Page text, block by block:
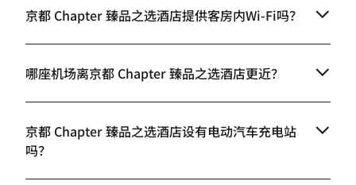
京都 Chapter 臻品之选酒店提供客房内Wi-Fi吗？
哪座机场离京都 Chapter 臻品之选酒店更近？
京都 Chapter 臻品之选酒店设有电动汽车充电站
吗？